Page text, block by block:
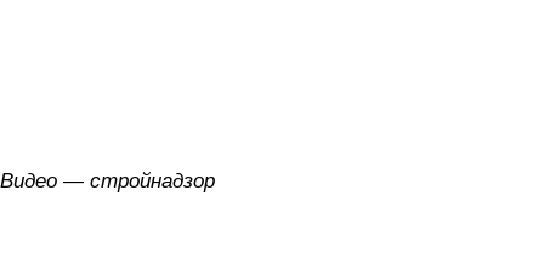
Видео — стройнадзор